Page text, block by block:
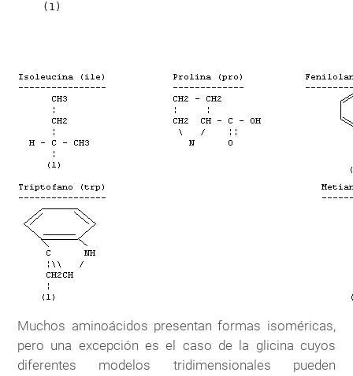
(1)
Muchos aminoácidos presentan formas isoméricas,
pero una excepción es el caso de la glicina cuyos
diferentes modelos tridimensionales pueden